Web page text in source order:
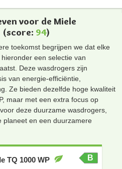
voor de Miele
(score: 94)
toekomst begrijpen we dat elke
een selectie van
Deze wasdrogers zijn
van energie-efficiëntie,
Ze bieden dezelfde hoge kwaliteit
maar met een extra focus op
deze duurzame wasdrogers,
planeet en een duurzamere
TQ 1000 WP B